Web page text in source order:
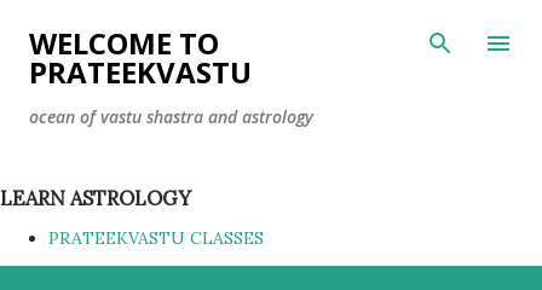
Skip to main content
WELCOME TO
PRATEEKVASTU
ocean of vastu shastra and astrology
LEARN ASTROLOGY
PRATEEKVASTU CLASSES